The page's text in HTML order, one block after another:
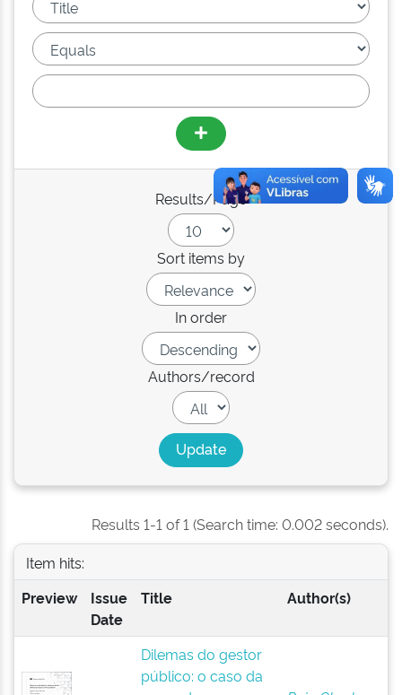
Results/Page
Sort items by
In order
Authors/record
Results 1-1 of 1 (Search time: 0.002 seconds).
Item hits:
Preview
Issue
Date
Title Author(s)
Dilemas do gestor
público: o caso da